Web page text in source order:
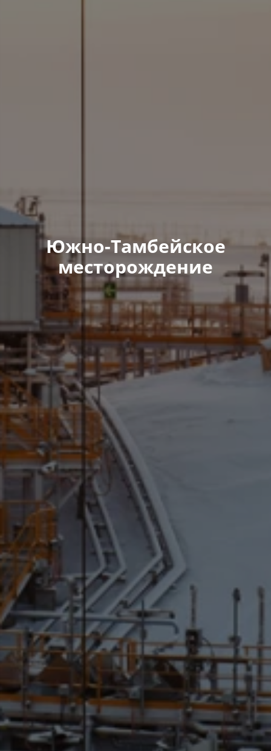
Южно-Тамбейское
месторождение​